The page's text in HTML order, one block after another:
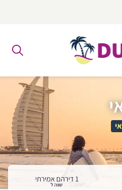
1 דירהם אמירתי
שווה ל